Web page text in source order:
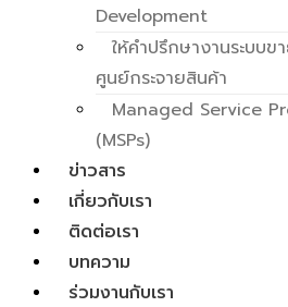
Development
ให้คำปรึกษางานระบบข
ศูนย์กระจายสินค้า
Managed Service
(MSPs)
ข่าวสาร
เกี่ยวกับเรา
ติดต่อเรา
บทความ
ร่วมงานกับเรา